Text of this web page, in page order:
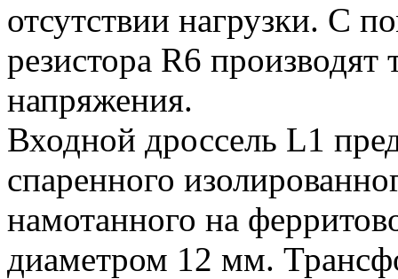
отсутствии нагрузки. С
резистора R6
напряжения.
Входной дроссель L1
спаренного
намотанного на
диаметром 12 мм.